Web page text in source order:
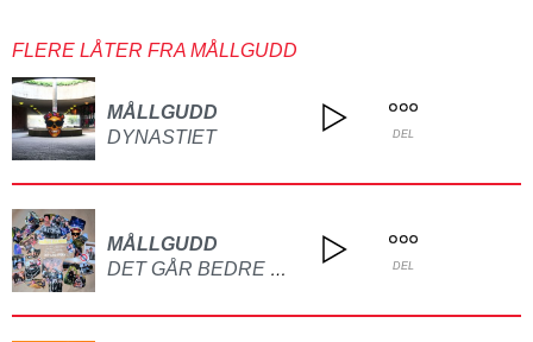
FLERE LÅTER FRA MÅLLGUDD
MÅLLGUDD
DYNASTIET
DEL
MÅLLGUDD
DET GÅR BEDRE NÅ DEL